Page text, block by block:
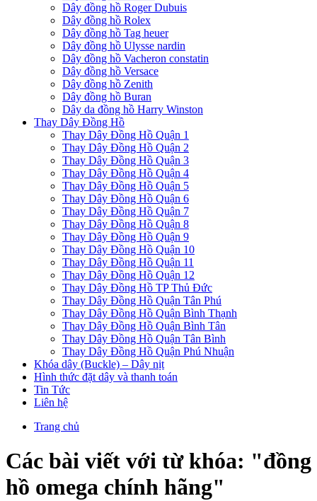
Dây đồng hồ Roger Dubuis
Dây đồng hồ Rolex
Dây đồng hồ Tag heuer
Dây đồng hồ Ulysse nardin
Dây đồng hồ Vacheron constatin
Dây đồng hồ Versace
Dây đồng hồ Zenith
Dây đồng hồ Buran
Dây da đồng hồ Harry Winston
Thay Dây Đồng Hồ
Thay Dây Đồng Hồ Quận 1
Thay Dây Đồng Hồ Quận 2
Thay Dây Đồng Hồ Quận 3
Thay Dây Đồng Hồ Quận 4
Thay Dây Đồng Hồ Quận 5
Thay Dây Đồng Hồ Quận 6
Thay Dây Đồng Hồ Quận 7
Thay Dây Đồng Hồ Quận 8
Thay Dây Đồng Hồ Quận 9
Thay Dây Đồng Hồ Quận 10
Thay Dây Đồng Hồ Quận 11
Thay Dây Đồng Hồ Quận 12
Thay Dây Đồng Hồ TP Thủ Đức
Thay Dây Đồng Hồ Quận Tân Phú
Thay Dây Đồng Hồ Quận Bình Thạnh
Thay Dây Đồng Hồ Quận Bình Tân
Thay Dây Đồng Hồ Quận Tân Bình
Thay Dây Đồng Hồ Quận Phú Nhuận
Khóa dây (Buckle) – Dây nịt
Hình thức đặt dây và thanh toán
Tin Tức
Liên hệ
Trang chủ
Các bài viết với từ khóa: "đồng
hồ omega chính hãng"